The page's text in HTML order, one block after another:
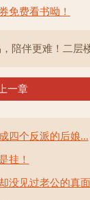
免费看书呦！
陪伴更难！二层
一章
四个反派的后娘...
挂！
没见过老公的真